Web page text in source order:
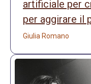
artificiale per
per aggirare il
Giulia Romano